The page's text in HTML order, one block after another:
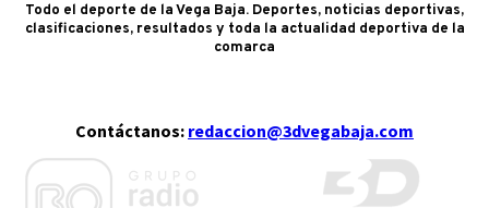
Todo el deporte de la Vega Baja. Deportes, noticias deportivas,
clasificaciones, resultados y toda la actualidad deportiva de la
comarca
Contáctanos: redaccion@3dvegabaja.com